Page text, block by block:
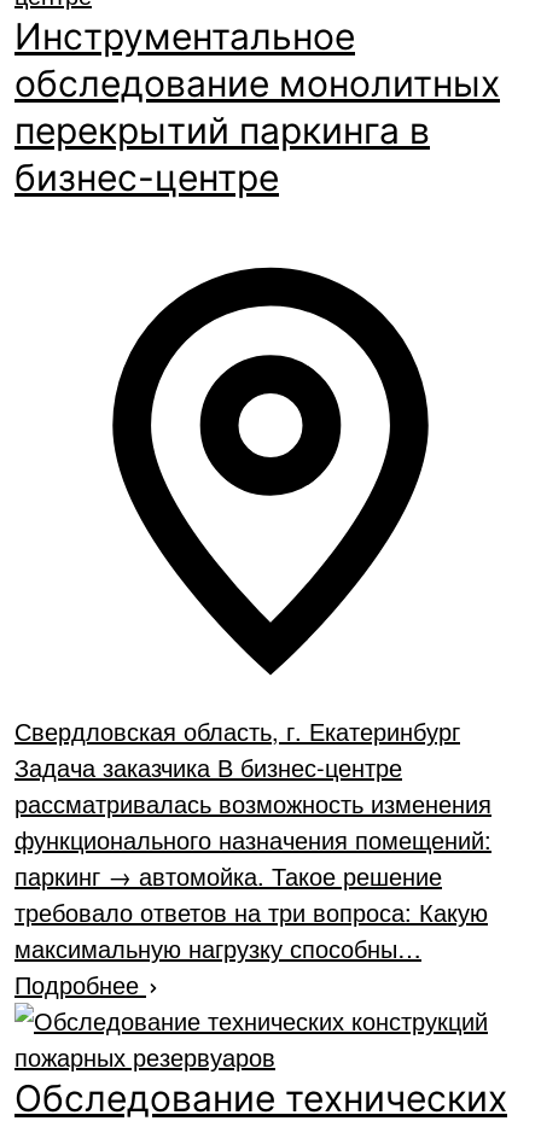
Инструментальное
обследование монолитных
перекрытий паркинга в
бизнес-центре
Свердловская область, г. Екатеринбург
Задача заказчика В бизнес-центре
рассматривалась возможность изменения
функционального назначения помещений:
паркинг → автомойка. Такое решение
требовало ответов на три вопроса: Какую
максимальную нагрузку способны…
Подробнее
Обследование технических